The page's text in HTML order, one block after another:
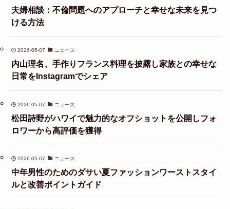
夫婦相談：不倫問題へのアプローチと幸せな未来を見つ
ける方法
2026-05-07 ニュース
内山理名、手作りフランス料理を披露し家族との幸せな
日常をInstagramでシェア
2026-05-07 ニュース
松田詩野がハワイで魅力的なオフショットを公開しフォ
ロワーから高評価を獲得
2026-05-07 ニュース
中年男性のためのダサい夏ファッションワーストスタイ
ルと改善ポイントガイド